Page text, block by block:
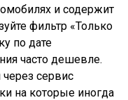
и содержит
фильтр «Только
по дате
часто дешевле.
сервис
на которые иногда